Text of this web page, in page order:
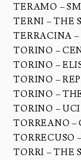
TERAMO –
TERNI – THE
TERRACINA –
TORINO –
TORINO –
TORINO –
TORINO –
TORINO –
TORREANO –
TORRECUSO
TORRI – THE